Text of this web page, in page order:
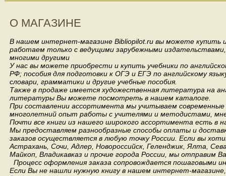
О МАГАЗИНЕ
В нашем интернет-магазине Bibliopilot.ru вы можете купить
работаем только с ведущими зарубежными издательствами,
многими другими
У нас вы можете приобрести и купить учебники по
РФ; пособия для подготовки к ОГЭ и ЕГЭ по английскому
словари, грамматики и другие учебные пособия.
Также в продаже имеется художественная литература на
литературы Вы можете посмотреть в нашем каталоге.
При составлении ассортимента мы учитываем
многолетний опыт работы с учителями и методистами,
Почти все книги из нашего широкого ассортимента есть в
Мы предоставляем разнообразные способы оплаты и
заказов осуществляется в любую точку России. Если вы
Астрахань, Сочи, Адлер, Новороссийск, Геленджик, Ялта,
Майкоп, Владикавказ и прочие города России, мы отправим
Процесс оформления заказа сопровождается пошаговыми
Если Вы не нашли нужную книгу в нашем интернет-